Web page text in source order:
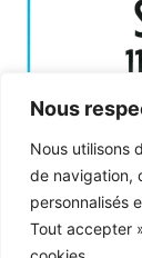
Nous
Nous utilisons
de navigation,
personnalisés
Tout accepter